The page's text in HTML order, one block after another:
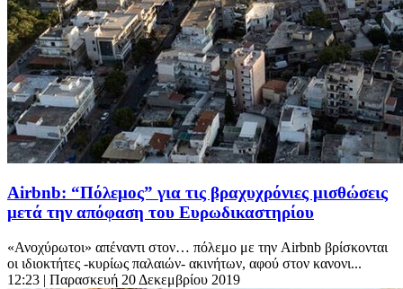
Airbnb: “Πόλεμος” για τις βραχυχρόνιες μισθώσεις
μετά την απόφαση του Ευρωδικαστηρίου
«Ανοχύρωτοι» απέναντι στον… πόλεμο με την Airbnb βρίσκονται
οι ιδιοκτήτες -κυρίως παλαιών- ακινήτων, αφού στον κανονι...
12:23 | Παρασκευή 20 Δεκεμβρίου 2019